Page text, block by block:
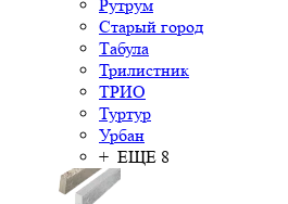
Рутрум
Старый город
Табула
Трилистник
ТРИО
Туртур
Урбан
+ ЕЩЕ 8